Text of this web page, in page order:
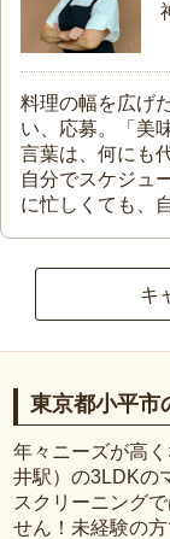
料理の幅を広げ
い、応募。「美
言葉は、何にも
自分でスケジュ
に忙しくても、
キ
東京都小平市
年々ニーズが高
井駅）の3LDKの
スクリーニング
せん！未経験の